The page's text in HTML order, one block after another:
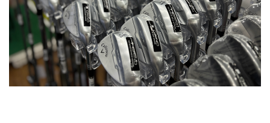
【キャリアパス】
・WEBマーケターとして専門性を高めるキャリア
・チームマネジメントに進むキャリア
いずれもご本人の希望や適性に応じて選択可能です
【組織構成】
マーケティング課は社員7名・アルバイトスタッフ3名となってお
り、